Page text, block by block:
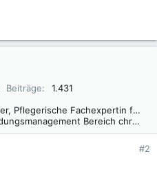
Beiträge
1.431
Krankenschwester, Pflegerische Fachexpertin für chronische Wunden
Bildungsmanagement Bereich chronische Wunden
#2